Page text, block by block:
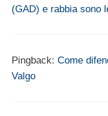
(GAD) e rabbia sono
Pingback: Come
Valgo